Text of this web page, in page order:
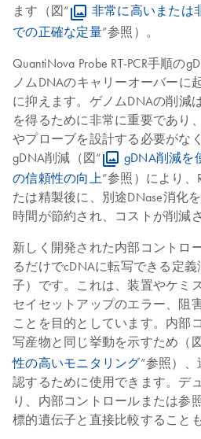
ます（図“
非常に高いまたは
での正確な定量”参照）。
QuantiNova Probe RT-PCR手順の
ノムDNAのキャリーオーバーに
に抑えます。ゲノムDNAの削減
を得るために非常に重要であり
やプローブを設計する必要がな
gDNA削減（図“
gDNA削減を
の信頼性の向上”参照）により、
たは精製後に、別途DNase消化
時間が節約され、コストが削減
新しく開発された内部コントロ
るだけでcDNAに転写できる定
子）です。これは、装置やケミ
セイセットアップのエラー、阻
ことを目的としています。内部
写産物と同じ挙動を示すため（
性の高いモニタリング”参照）
認するために使用できます。デ
り、内部コントロールまたは参
標的遺伝子と直接比較すること